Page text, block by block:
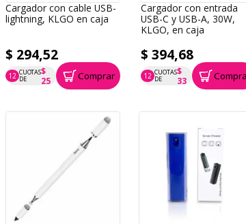
Cargador con cable USB-
lightning, KLGO en caja
$ 294,52
12 CUOTAS
DE
$
25
P.T.F. $ 295 Comprar
Cargador con entrada
USB-C y USB-A, 30W,
KLGO, en caja
$ 394,68
12 CUOTAS
DE
$
33
P.T.F. $ 395